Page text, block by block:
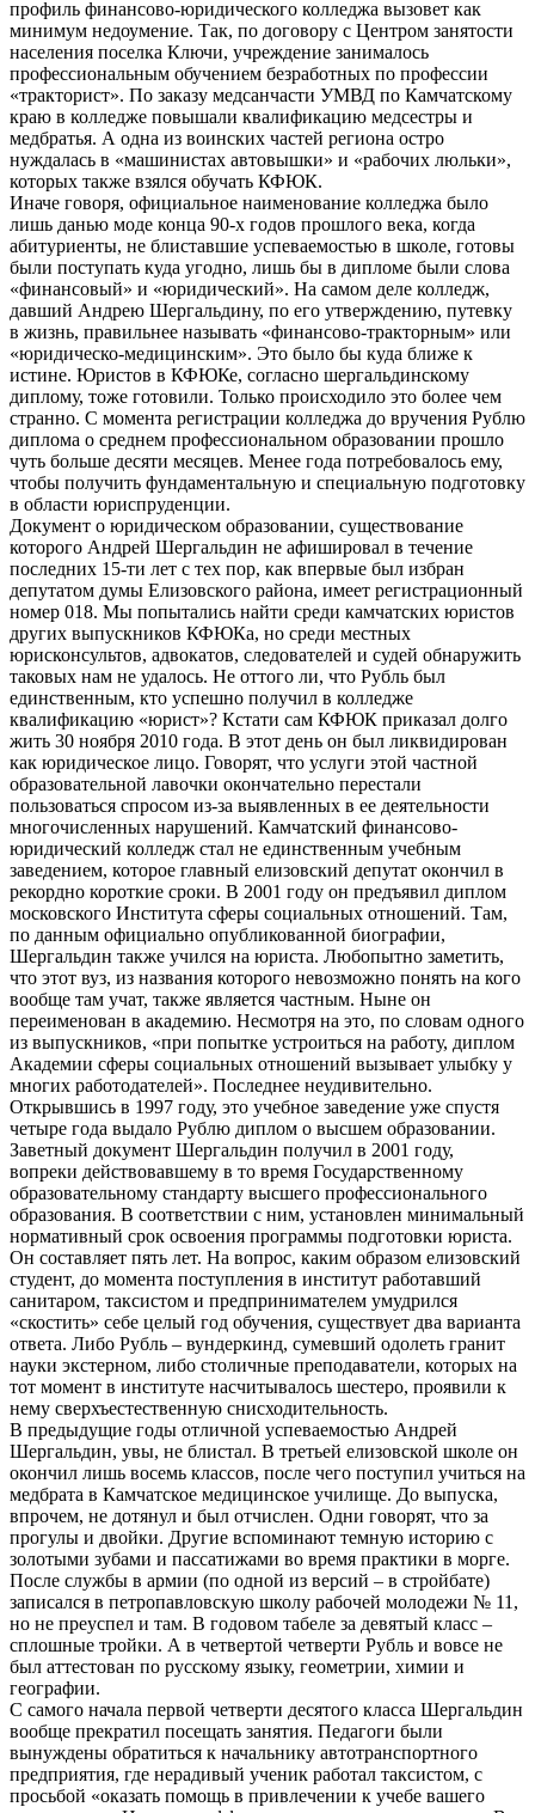
профиль финансово-юридического колледжа вызовет как
минимум недоумение. Так, по договору с Центром занятости
населения поселка Ключи, учреждение занималось
профессиональным обучением безработных по профессии
«тракторист». По заказу медсанчасти УМВД по Камчатскому
краю в колледже повышали квалификацию медсестры и
медбратья. А одна из воинских частей региона остро
нуждалась в «машинистах автовышки» и «рабочих люльки»,
которых также взялся обучать КФЮК.
Иначе говоря, официальное наименование колледжа было
лишь данью моде конца 90-х годов прошлого века, когда
абитуриенты, не блиставшие успеваемостью в школе, готовы
были поступать куда угодно, лишь бы в дипломе были слова
«финансовый» и «юридический». На самом деле колледж,
давший Андрею Шергальдину, по его утверждению, путевку
в жизнь, правильнее называть «финансово-тракторным» или
«юридическо-медицинским». Это было бы куда ближе к
истине. Юристов в КФЮКе, согласно шергальдинскому
диплому, тоже готовили. Только происходило это более чем
странно. С момента регистрации колледжа до вручения Рублю
диплома о среднем профессиональном образовании прошло
чуть больше десяти месяцев. Менее года потребовалось ему,
чтобы получить фундаментальную и специальную подготовку
в области юриспруденции.
Документ о юридическом образовании, существование
которого Андрей Шергальдин не афишировал в течение
последних 15-ти лет с тех пор, как впервые был избран
депутатом думы Елизовского района, имеет регистрационный
номер 018. Мы попытались найти среди камчатских юристов
других выпускников КФЮКа, но среди местных
юрисконсультов, адвокатов, следователей и судей обнаружить
таковых нам не удалось. Не оттого ли, что Рубль был
единственным, кто успешно получил в колледже
квалификацию «юрист»? Кстати сам КФЮК приказал долго
жить 30 ноября 2010 года. В этот день он был ликвидирован
как юридическое лицо. Говорят, что услуги этой частной
образовательной лавочки окончательно перестали
пользоваться спросом из-за выявленных в ее деятельности
многочисленных нарушений. Камчатский финансово-
юридический колледж стал не единственным учебным
заведением, которое главный елизовский депутат окончил в
рекордно короткие сроки. В 2001 году он предъявил диплом
московского Института сферы социальных отношений. Там,
по данным официально опубликованной биографии,
Шергальдин также учился на юриста. Любопытно заметить,
что этот вуз, из названия которого невозможно понять на кого
вообще там учат, также является частным. Ныне он
переименован в академию. Несмотря на это, по словам одного
из выпускников, «при попытке устроиться на работу, диплом
Академии сферы социальных отношений вызывает улыбку у
многих работодателей». Последнее неудивительно.
Открывшись в 1997 году, это учебное заведение уже спустя
четыре года выдало Рублю диплом о высшем образовании.
Заветный документ Шергальдин получил в 2001 году,
вопреки действовавшему в то время Государственному
образовательному стандарту высшего профессионального
образования. В соответствии с ним, установлен минимальный
нормативный срок освоения программы подготовки юриста.
Он составляет пять лет. На вопрос, каким образом елизовский
студент, до момента поступления в институт работавший
санитаром, таксистом и предпринимателем умудрился
«скостить» себе целый год обучения, существует два варианта
ответа. Либо Рубль – вундеркинд, сумевший одолеть гранит
науки экстерном, либо столичные преподаватели, которых на
тот момент в институте насчитывалось шестеро, проявили к
нему сверхъестественную снисходительность.
В предыдущие годы отличной успеваемостью Андрей
Шергальдин, увы, не блистал. В третьей елизовской школе он
окончил лишь восемь классов, после чего поступил учиться на
медбрата в Камчатское медицинское училище. До выпуска,
впрочем, не дотянул и был отчислен. Одни говорят, что за
прогулы и двойки. Другие вспоминают темную историю с
золотыми зубами и пассатижами во время практики в морге.
После службы в армии (по одной из версий – в стройбате)
записался в петропавловскую школу рабочей молодежи № 11,
но не преуспел и там. В годовом табеле за девятый класс –
сплошные тройки. А в четвертой четверти Рубль и вовсе не
был аттестован по русскому языку, геометрии, химии и
географии.
С самого начала первой четверти десятого класса Шергальдин
вообще прекратил посещать занятия. Педагоги были
вынуждены обратиться к начальнику автотранспортного
предприятия, где нерадивый ученик работал таксистом, с
просьбой «оказать помощь в привлечении к учебе вашего